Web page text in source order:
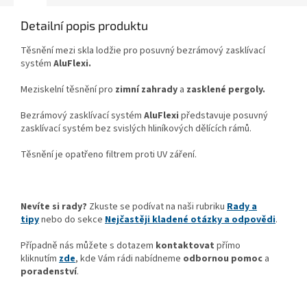
Detailní popis produktu
Těsnění mezi skla lodžie pro posuvný bezrámový zasklívací
systém AluFlexi.
Meziskelní těsnění pro zimní zahrady a zasklené pergoly.
Bezrámový zasklívací systém AluFlexi představuje posuvný
zasklívací systém bez svislých hliníkových dělících rámů.
Těsnění je opatřeno filtrem proti UV záření.
Nevíte si rady? Zkuste se podívat na naši rubriku Rady a
tipynebo do sekce Nejčastěji kladené otázky a odpovědi.
Případně nás můžete s dotazem kontaktovat přímo
kliknutím zde, kde Vám rádi nabídneme odbornou pomoc a
poradenství.